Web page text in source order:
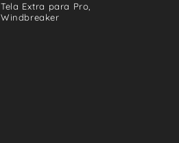
Tela Extra para Pro,
Windbreaker